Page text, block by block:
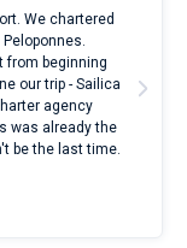
We chartered
from beginning
our trip - Sailica
agency
was already the
be the last time.